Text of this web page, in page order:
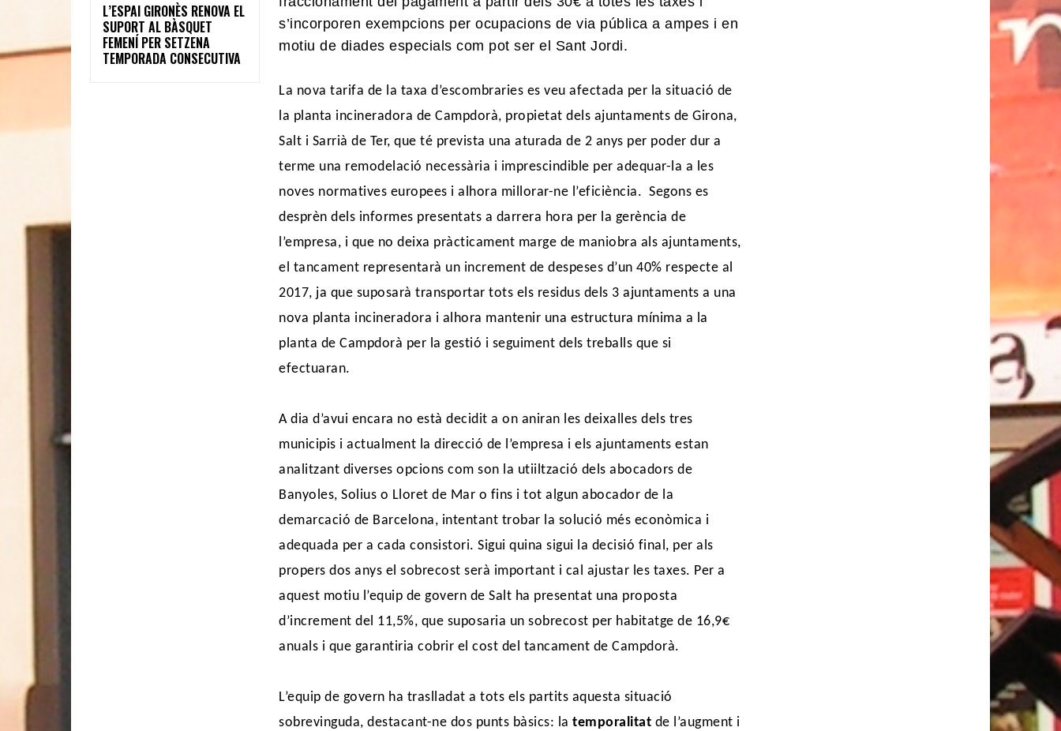
L’ESPAI GIRONÈS RENOVA EL
SUPORT AL BÀSQUET
FEMENÍ PER SETZENA
TEMPORADA CONSECUTIVA
s’incorporen exempcions per ocupacions de via pública a ampes i en
motiu de diades especials com pot ser el Sant Jordi.
La nova tarifa de la taxa d’escombraries es veu afectada per la situació de
la planta incineradora deCampdorà, propietat dels ajuntaments de Girona,
Salt i Sarrià de Ter, que té prevista una aturada de 2 anys per poder dur a
terme una remodelació necessària i imprescindible per adequar-la a les
noves normatives europees i alhora millorar-ne l’eficiència. Segons es
desprèn dels informes presentats a darrera hora per la gerència de
l’empresa, i que no deixa pràcticament marge de maniobra als ajuntaments,
el tancament representarà un increment de despeses d’un 40% respecte al
2017, ja que suposarà transportar tots els residus dels 3 ajuntaments a una
nova planta incineradora i alhora mantenir una estructura mínima a la
planta de Campdorà per la gestió i seguiment dels treballs que si
efectuaran.
A dia d’avui encara no està decidit a on aniran les deixalles dels tres
municipis i actualment la direcció de l’empresa i els ajuntaments estan
analitzant diverses opcions com son la utiiltzació dels abocadors de
Banyoles, Solius o Lloret de Mar o fins i tot algun abocador de la
demarcació de Barcelona, intentant trobar la solució més econòmica i
adequada per a cada consistori. Sigui quina sigui la decisió final, per als
propers dos anys el sobrecost serà important i cal ajustar les taxes. Per a
aquest motiu l’equip de govern de Salt ha presentat una proposta
d’increment del 11,5%, que suposaria un sobrecost per habitatge de 16,9€
anuals i que garantiria cobrir el cost del tancament de Campdorà.
L’equip de govern ha traslladat a tots els partits aquesta situació
sobrevinguda, destacant-ne dos punts bàsics: latemporalitat de l’augment i